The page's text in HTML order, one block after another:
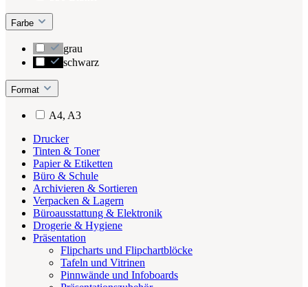
Farbe
grau
schwarz
Format
A4, A3
Drucker
Tinten & Toner
Papier & Etiketten
Büro & Schule
Archivieren & Sortieren
Verpacken & Lagern
Büroausstattung & Elektronik
Drogerie & Hygiene
Präsentation
Flipcharts und Flipchartblöcke
Tafeln und Vitrinen
Pinnwände und Infoboards